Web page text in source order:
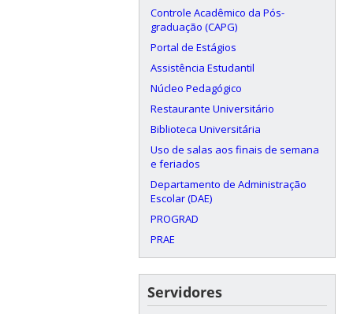
Controle Acadêmico da Pós-
graduação (CAPG)
Portal de Estágios
Assistência Estudantil
Núcleo Pedagógico
Restaurante Universitário
Biblioteca Universitária
Uso de salas aos finais de semana
e feriados
Departamento de Administração
Escolar (DAE)
PROGRAD
PRAE
Servidores